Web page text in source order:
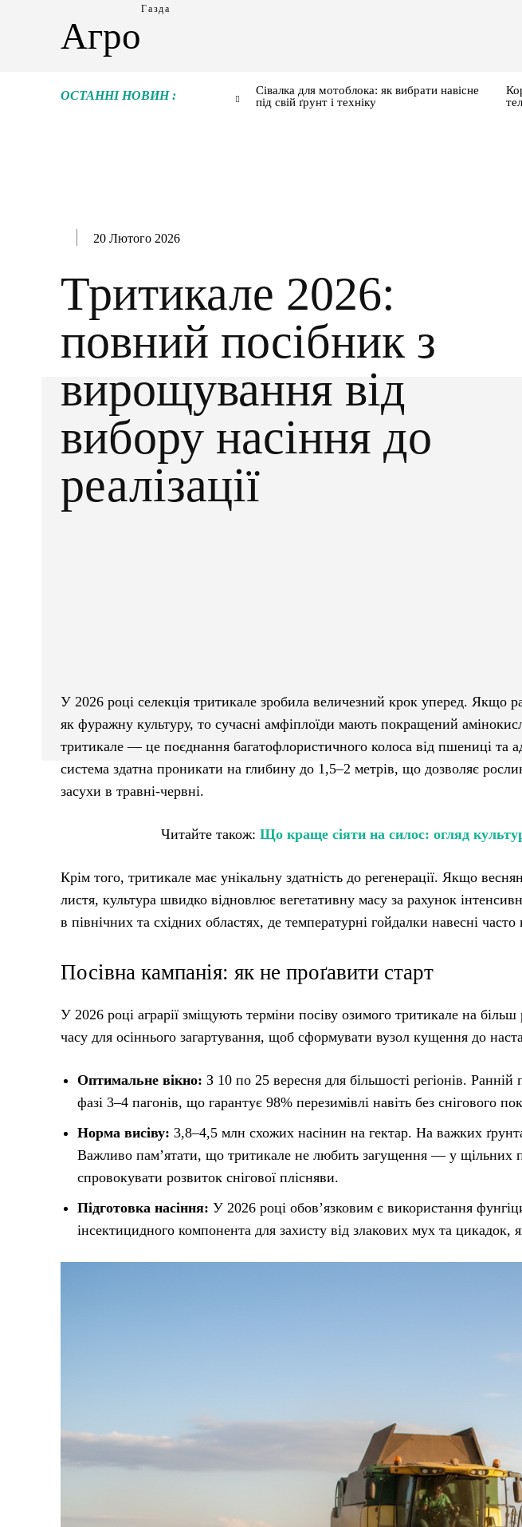
Агро
Газда
ОСТАННІ НОВИН :
Сівалка для мотоблока: як вибрати навісне
під свій ґрунт і техніку
20 Лютого 2026
Тритикале 2026:
повний посібник з
вирощування від
вибору насіння до
реалізації
У 2026 році селекція тритикале зробила величезний крок уперед. Якщо
як фуражну культуру, то сучасні амфіплоїди мають покращений
тритикале — це поєднання багатофлористичного колоса від пшениці та
система здатна проникати на глибину до 1,5–2 метрів, що дозволяє
засухи в травні-червні.
Читайте також: Що краще сіяти на силос: огляд
Крім того, тритикале має унікальну здатність до регенерації. Якщо
листя, культура швидко відновлює вегетативну масу за рахунок
в північних та східних областях, де температурні гойдалки навесні
Посівна кампанія: як не проґавити старт
У 2026 році аграрії зміщують терміни посіву озимого тритикале на більш
часу для осіннього загартування, щоб сформувати вузол кущення до
Оптимальне вікно: З 10 по 25 вересня для більшості регіонів.
фазі 3–4 пагонів, що гарантує 98% перезимівлі навіть без снігового
Норма висіву: 3,8–4,5 млн схожих насінин на гектар. На важких
Важливо пам’ятати, що тритикале не любить загущення — у щільних
спровокувати розвиток снігової плісняви.
Підготовка насіння: У 2026 році обов’язковим є використання
інсектицидного компонента для захисту від злакових мух та цикадок,